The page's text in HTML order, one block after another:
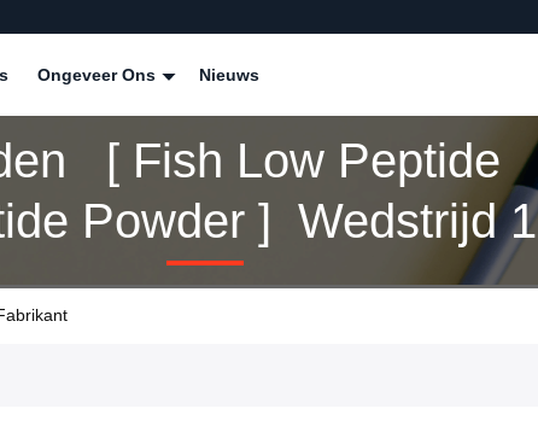
Ongeveer Ons Nieuws
[ Fish Low Peptide
Powder ] Wedstrijd 1